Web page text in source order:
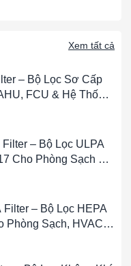
G4
cao, không bị gỉ sét.
HVAC.
Xem tất cả
– Bộ Lọc Sơ Cấp
FCU & Hệ Thống
– Bộ Lọc ULPA
Cho Phòng Sạch &
Filter – Bộ Lọc HEPA
Phòng Sạch, HVAC,